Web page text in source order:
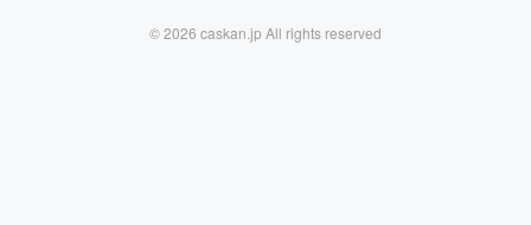
© 2026 caskan.jp All rights reserved